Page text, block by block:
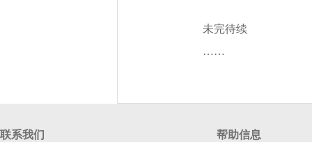
未完待续
……
联系我们 帮助信息